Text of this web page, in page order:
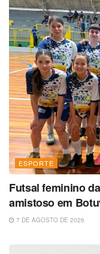
ESPORTE
Futsal feminino
amistoso em
7 DE AGOSTO DE 2026